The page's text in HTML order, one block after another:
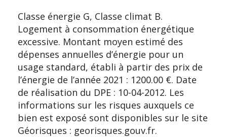
Classe énergie G, Classe climat B.
Logement à consommation énergétique
excessive. Montant moyen estimé des
dépenses annuelles d’énergie pour un
usage standard, établi à partir des prix de
l’énergie de l’année 2021 : 1200.00 €. Date
de réalisation du DPE : 10-04-2012. Les
informations sur les risques auxquels ce
bien est exposé sont disponibles sur le site
Géorisques : georisques.gouv.fr.